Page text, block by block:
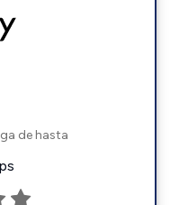
de hasta